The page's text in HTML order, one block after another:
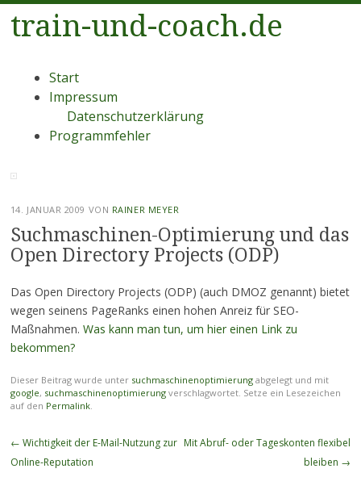
train-und-coach.de
Menü
Zum
Inhalt
Start
Impressum
Datenschutzerklärung
Programmfehler
14. JANUAR 2009 VON RAINER MEYER
Suchmaschinen-Optimierung und das
Open Directory Projects (ODP)
Das Open Directory Projects (ODP) (auch DMOZ genannt) bietet
wegen seinens PageRanks einen hohen Anreiz für SEO-
Maßnahmen. Was kann man tun, um hier einen Link zu
bekommen?
Dieser Beitrag wurde unter suchmaschinenoptimierungabgelegt und mit
google, suchmaschinenoptimierungverschlagwortet. Setze ein Lesezeichen
auf den Permalink.
Beitragsnavigation
← Wichtigkeit der E-Mail-Nutzung zur
Online-Reputation
Mit Abruf- oder Tageskonten flexibel
bleiben →